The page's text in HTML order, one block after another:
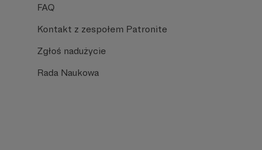
FAQ
Kontakt z zespołem Patronite
Zgłoś nadużycie
Rada Naukowa